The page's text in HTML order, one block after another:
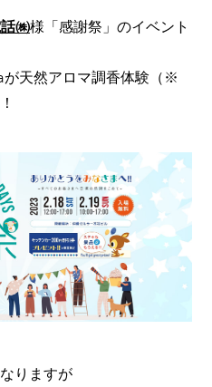
㈱様「感謝祭」のイベント
天然アロマ調香体験（※
りますが